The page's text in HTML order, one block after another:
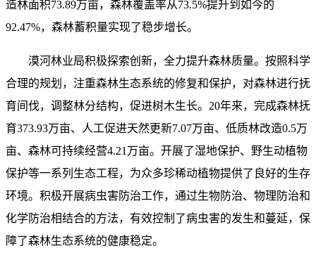
造林面积73.89万亩，森林覆盖率从73.5%提升到如今的
92.47%，森林蓄积量实现了稳步增长。
漠河林业局积极探索创新，全力提升森林质量。按照科学
合理的规划，注重森林生态系统的修复和保护，对森林进行抚
育间伐，调整林分结构，促进树木生长。20年来，完成森林抚
育373.93万亩、人工促进天然更新7.07万亩、低质林改造0.5万
亩、森林可持续经营4.21万亩。开展了湿地保护、野生动植物
保护等一系列生态工程，为众多珍稀动植物提供了良好的生存
环境。积极开展病虫害防治工作，通过生物防治、物理防治和
化学防治相结合的方法，有效控制了病虫害的发生和蔓延，保
障了森林生态系统的健康稳定。